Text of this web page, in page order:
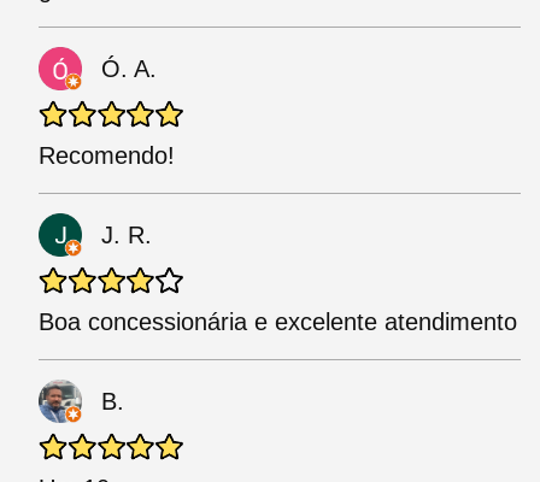
Ó. A.
Recomendo!
J. R.
Boa concessionária e excelente atendimento
B.